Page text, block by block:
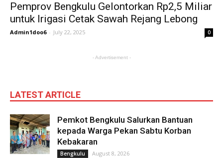
Pemprov Bengkulu Gelontorkan Rp2,5 Miliar
untuk Irigasi Cetak Sawah Rejang Lebong
Admin1doo6 - July 22, 2025 0
- Advertisement -
LATEST ARTICLE
Pemkot Bengkulu Salurkan Bantuan
kepada Warga Pekan Sabtu Korban
Kebakaran
Bengkulu August 8, 2026